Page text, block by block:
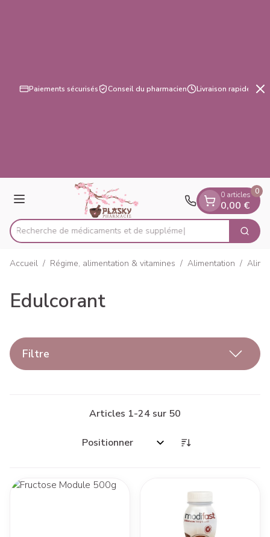
Paiements sécurisés Conseil du pharmacien Livraison rapide
Menu
Rechercher
Recherche de médicamen
0 articles
0,00 €
0
Accueil / Régime, alimentation & vitamines / Alimentation /
Edulcorant
Filtre
Articles 1-24 sur 50
Trier par: